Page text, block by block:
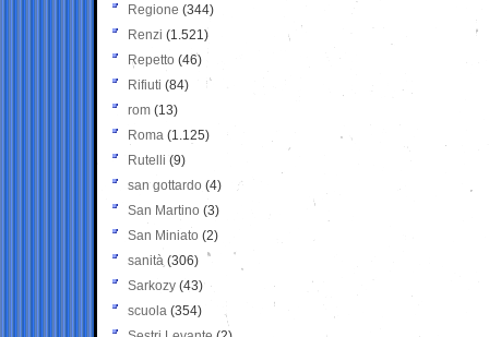
Regione (344)
Renzi (1.521)
Repetto (46)
Rifiuti (84)
rom (13)
Roma (1.125)
Rutelli (9)
san gottardo (4)
San Martino (3)
San Miniato (2)
sanità (306)
Sarkozy (43)
scuola (354)